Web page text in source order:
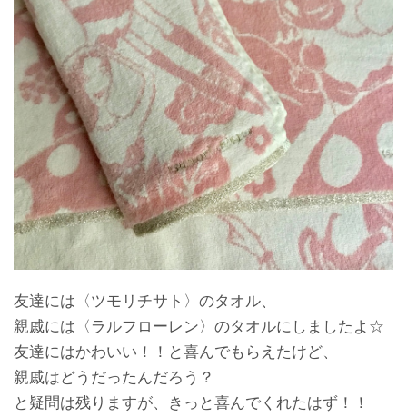
友達には〈ツモリチサト〉のタオル、
親戚には〈ラルフローレン〉のタオルにしましたよ☆
友達にはかわいい！！と喜んでもらえたけど、
親戚はどうだったんだろう？
と疑問は残りますが、きっと喜んでくれたはず！！